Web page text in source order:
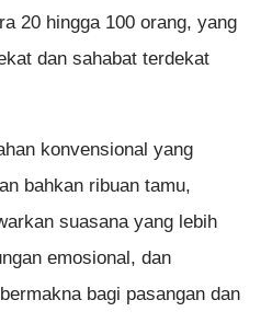
20 hingga 100 orang, yang
dan sahabat terdekat
konvensional yang
bahkan ribuan tamu,
suasana yang lebih
emosional, dan
bagi pasangan dan